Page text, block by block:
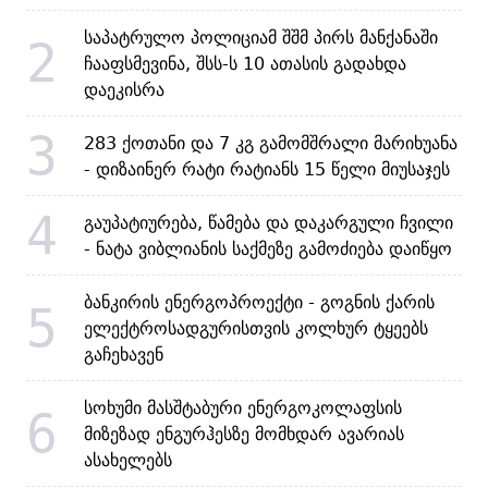
2
საპატრულო პოლიციამ შშმ პირს მანქანაში
ჩააფსმევინა, შსს-ს 10 ათასის გადახდა
დაეკისრა
3
283 ქოთანი და 7 კგ გამომშრალი მარიხუანა
- დიზაინერ რატი რატიანს 15 წელი მიუსაჯეს
4
გაუპატიურება, წამება და დაკარგული ჩვილი
- ნატა ვიბლიანის საქმეზე გამოძიება დაიწყო
5
ბანკირის ენერგოპროექტი - გოგნის ქარის
ელექტროსადგურისთვის კოლხურ ტყეებს
გაჩეხავენ
6
სოხუმი მასშტაბური ენერგოკოლაფსის
მიზეზად ენგურჰესზე მომხდარ ავარიას
ასახელებს